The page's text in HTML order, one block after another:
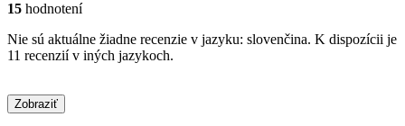
15 hodnotení
Nie sú aktuálne žiadne recenzie v jazyku: slovenčina. K dispozícii je
11 recenzií v iných jazykoch.
Zobraziť